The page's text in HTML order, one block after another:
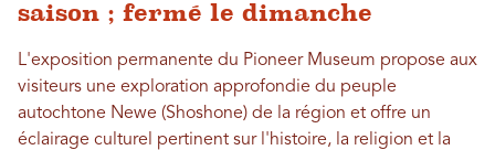
saison ; fermé le dimanche
L'exposition permanente du Pioneer Museum propose aux
visiteurs une exploration approfondie du peuple
autochtone Newe (Shoshone) de la région et offre un
éclairage culturel pertinent sur l'histoire, la religion et la